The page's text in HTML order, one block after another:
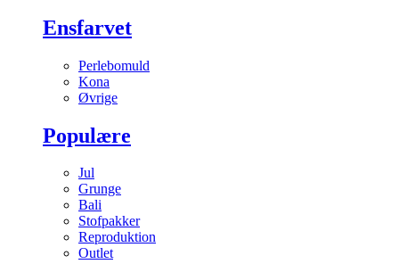
Ensfarvet
Perlebomuld
Kona
Øvrige
Populære
Jul
Grunge
Bali
Stofpakker
Reproduktion
Outlet